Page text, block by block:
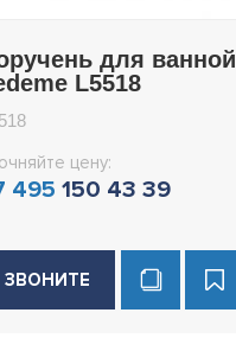
для ванной
L5518
цену:
495 150 43 39
ЗВОНИТЕ